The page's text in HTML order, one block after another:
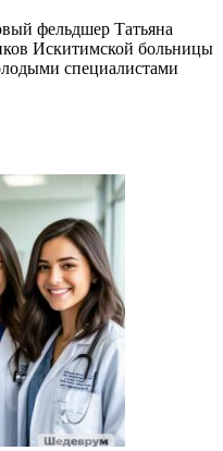
фельдшер Татьяна
Искитимской больницы
специалистами